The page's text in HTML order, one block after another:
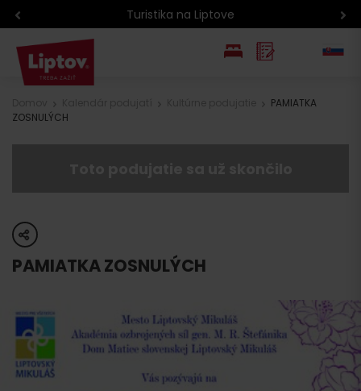
Turistika na Liptove
PAMIATKA
ZOSNULÝCH
share
PAMIATKA ZOSNULÝCH